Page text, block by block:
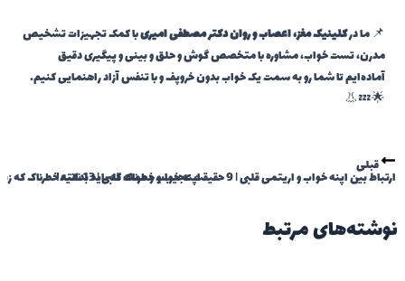
📌 ما درکلینیک مغز، اعصاب و روان دکتر مصطفی امیریبا کمک تجهیزات تشخیص
مدرن، تست خواب، مشاوره با متخصص گوش و حلق و بینی و پیگیری دقیق
آماده‌ایم تا شما رو به سمت یک خواب بدون خروپف و با تنفس آزاد راهنمایی کنیم.
🌟💤👃
قبلی
ارتباط بین آپنه خواب و آریتمی قلبی | 9 حقیقت عجیب و خطرناک که باید بدانید! آپنه خواب و حمله قلبی | 13 نکته خطرناک که زندگی‌تان را نجات می‌دهد!
نوشته‌های مرتبط